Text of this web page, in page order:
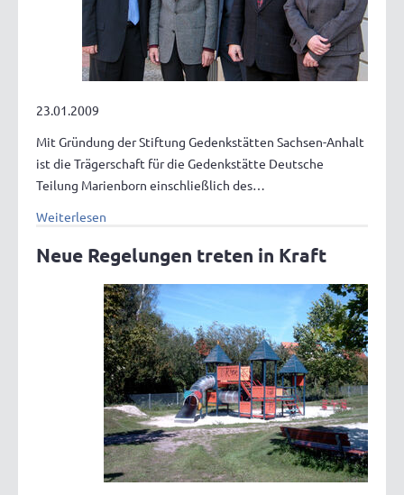
23.01.2009
Mit Gründung der Stiftung Gedenkstätten Sachsen-Anhalt
ist die Trägerschaft für die Gedenkstätte Deutsche
Teilung Marienborn einschließlich des…
Weiterlesen
Neue Regelungen treten in Kraft